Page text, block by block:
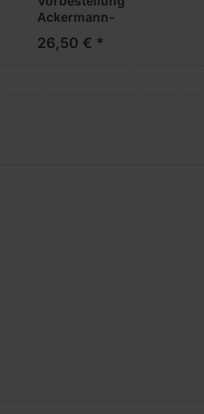
Ackermann-
Fertigmodell-
26,50 € *